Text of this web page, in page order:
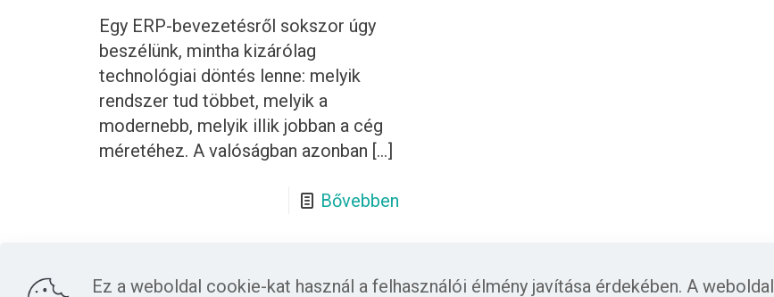
Egy ERP-bevezetésről sokszor úgy
beszélünk, mintha kizárólag
technológiai döntés lenne: melyik
rendszer tud többet, melyik a
modernebb, melyik illik jobban a cég
méretéhez. A valóságban azonban […]
Bővebben
Ez a weboldal cookie-kat használ a felhasználói élmény javítása érdekében. A weboldal